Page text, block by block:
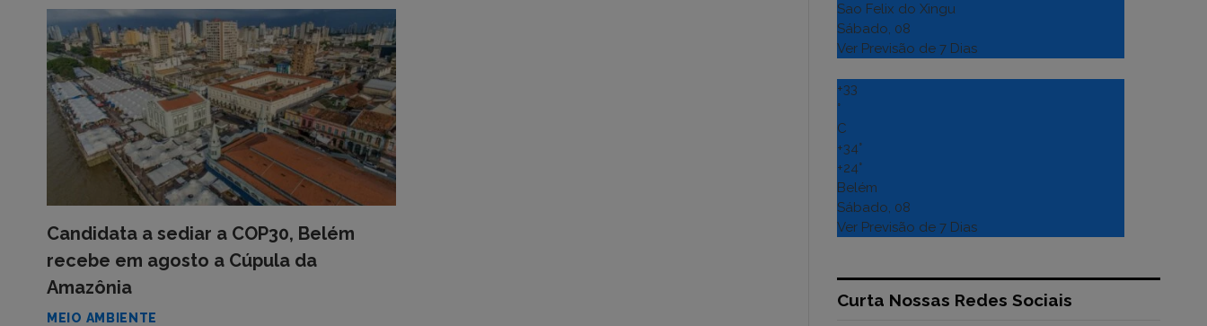
Candidata a sediar a COP30, Belém
recebe em agosto a Cúpula da
Amazônia
MEIO AMBIENTE
Sao Felix do Xingu
Sábado, 08
Ver Previsão de 7 Dias
+33
°
C
+34°
+24°
Belém
Sábado, 08
Ver Previsão de 7 Dias
Curta Nossas Redes Sociais